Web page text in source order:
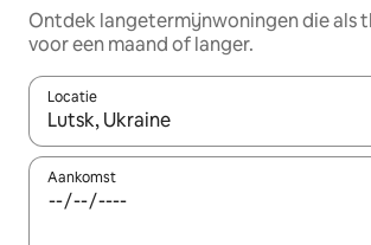
Ontdek langetermijnwoningen die als
voor een maand of langer.
Locatie
Wanneer er resultaten beschikbaar zijn,
Aankomst